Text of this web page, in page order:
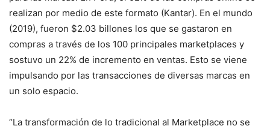
realizan por medio de este formato (Kantar). En el mundo
(2019), fueron $2.03 billones los que se gastaron en
compras a través de los 100 principales marketplaces y
sostuvo un 22% de incremento en ventas. Esto se viene
impulsando por las transacciones de diversas marcas en
un solo espacio.
“La transformación de lo tradicional al Marketplace no se